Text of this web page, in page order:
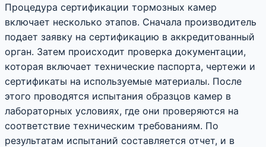
Процедура сертификации тормозных камер
включает несколько этапов. Сначала производитель
подает заявку на сертификацию в аккредитованный
орган. Затем происходит проверка документации,
которая включает технические паспорта, чертежи и
сертификаты на используемые материалы. После
этого проводятся испытания образцов камер в
лабораторных условиях, где они проверяются на
соответствие техническим требованиям. По
результатам испытаний составляется отчет, и в